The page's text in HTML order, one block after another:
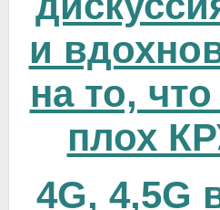
и
на то,
плох
4G, 4,5G